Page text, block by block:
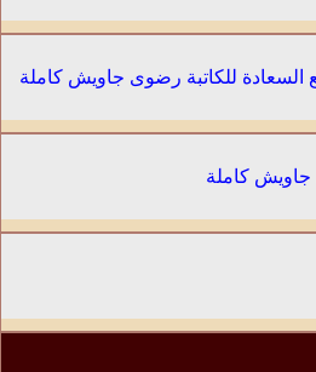
السعادة للكاتبة رضوى جاويش كاملة
كاملة